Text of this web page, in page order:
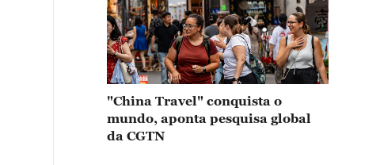
"China Travel" conquista o
mundo, aponta pesquisa global
da CGTN